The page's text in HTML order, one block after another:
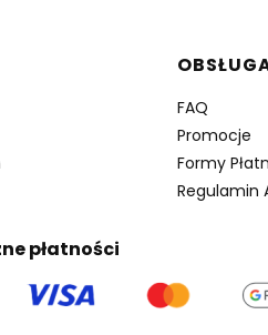
FAQ
Promocje
Formy
Regulamin
płatności